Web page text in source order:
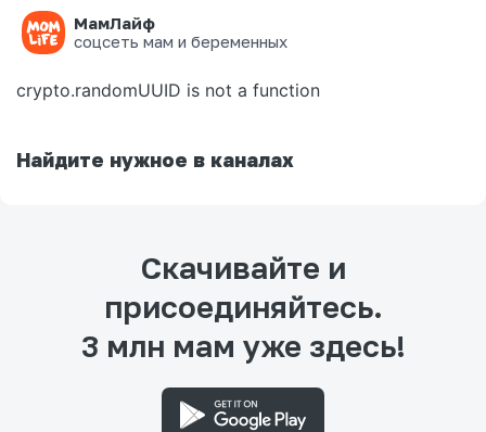
МамЛайф
соцсеть мам и беременных
Ошибка на странице
crypto.randomUUID is not a function
Найдите нужное в каналах
Скачивайте и
присоединяйтесь.
3 млн мам уже здесь!